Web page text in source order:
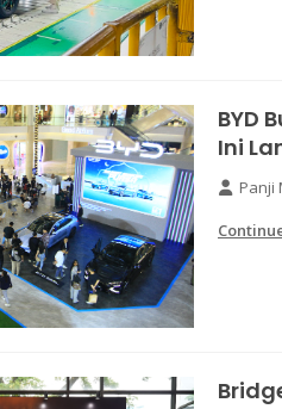
BYD
Ini
Panji